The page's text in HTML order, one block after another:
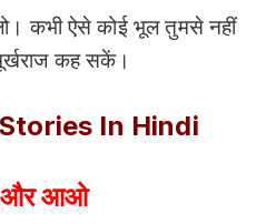
कभी ऐसे कोई भूल तुमसे नहीं
मूर्खराज कह सकें।
In Hindi
और आओ